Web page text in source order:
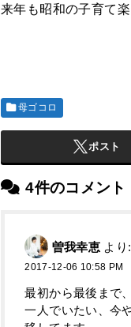
来年も昭和の子育て
母ゴコロ
ポスト
4件のコメント
曽我幸恵 より:
2017-12-06 10:58 PM
最初から最後まで
一人でいたい、今